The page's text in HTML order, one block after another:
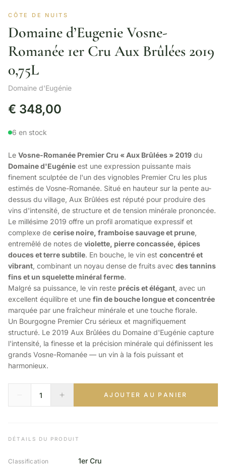
CÔTE DE NUITS
Domaine d’Eugenie Vosne-
Romanée 1er Cru Aux Brûlées 2019
0,75L
Domaine d'Eugénie
€ 348,00
6 en stock
Le Vosne-Romanée Premier Cru « Aux Brûlées » 2019 du
Domaine d'Eugénie est une expression puissante mais
finement sculptée de l'un des vignobles Premier Cru les plus
estimés de Vosne-Romanée. Situé en hauteur sur la pente au-
dessus du village, Aux Brûlées est réputé pour produire des
vins d'intensité, de structure et de tension minérale prononcée.
Le millésime 2019 offre un profil aromatique expressif et
complexe de cerise noire, framboise sauvage et prune,
entremêlé de notes de violette, pierre concassée, épices
douces et terre subtile. En bouche, le vin est concentré et
vibrant, combinant un noyau dense de fruits avec des tannins
fins et un squelette minéral ferme.
Malgré sa puissance, le vin reste précis et élégant, avec un
excellent équilibre et une fin de bouche longue et concentrée
marquée par une fraîcheur minérale et une touche florale.
Un Bourgogne Premier Cru sérieux et magnifiquement
structuré. Le 2019 Aux Brûlées du Domaine d'Eugénie capture
l'intensité, la finesse et la précision minérale qui définissent les
grands Vosne-Romanée — un vin à la fois puissant et
harmonieux.
AJOUTER AU PANIER
DÉTAILS DU PRODUIT
Classification 1er Cru